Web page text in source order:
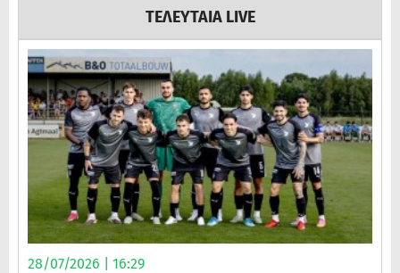
ΤΕΛΕΥΤΑΙΑ LIVE
28/07/2026 | 16:29